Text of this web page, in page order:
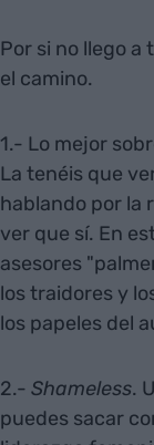
Por si no llego a
el camino.
1.- Lo mejor
La tenéis que
hablando por la
ver que sí. En
asesores
los traidores y
los papeles del
2.- Shameless.
puedes sacar